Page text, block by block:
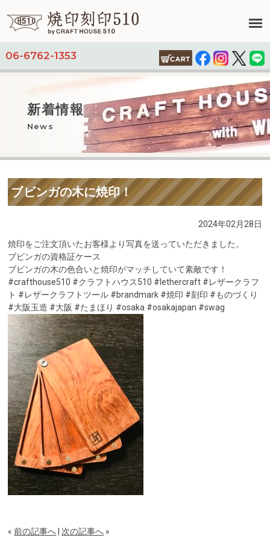
06-6762-1353
新着情報
News
ブビンガの木に焼印！
2024年02月28日
焼印をご注文頂いたお客様より写真を送っていただきました。
ブビンガの資格証ケース
ブビンガの木の色合いと焼印がマッチしていて素敵です！
#crafthouse510 #クラフトハウス510 #lethercraft #レザークラフ
ト #レザークラフトツール #brandmark #焼印 #刻印 #ものづくり
#大阪玉造 #大阪 #たまほり #osaka #osakajapan #swag
«前の記事へ 次の記事へ »